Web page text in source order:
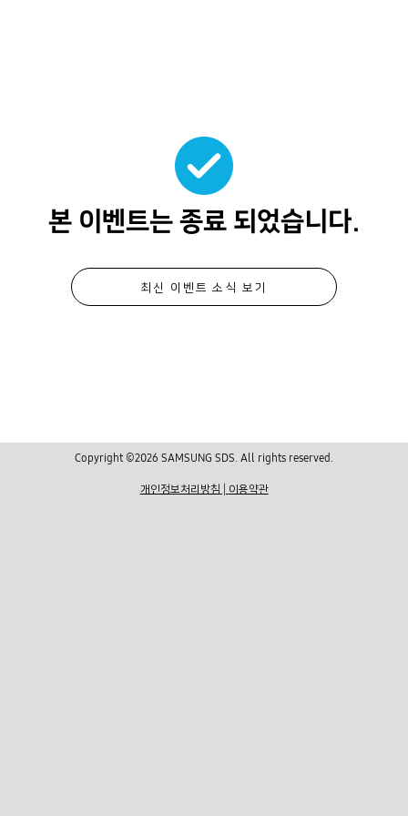
본 이벤트는 종료 되었습니다.
최신 이벤트 소식 보기
Copyright ©2026 SAMSUNG SDS. All rights reserved.
개인정보처리방침 이용약관